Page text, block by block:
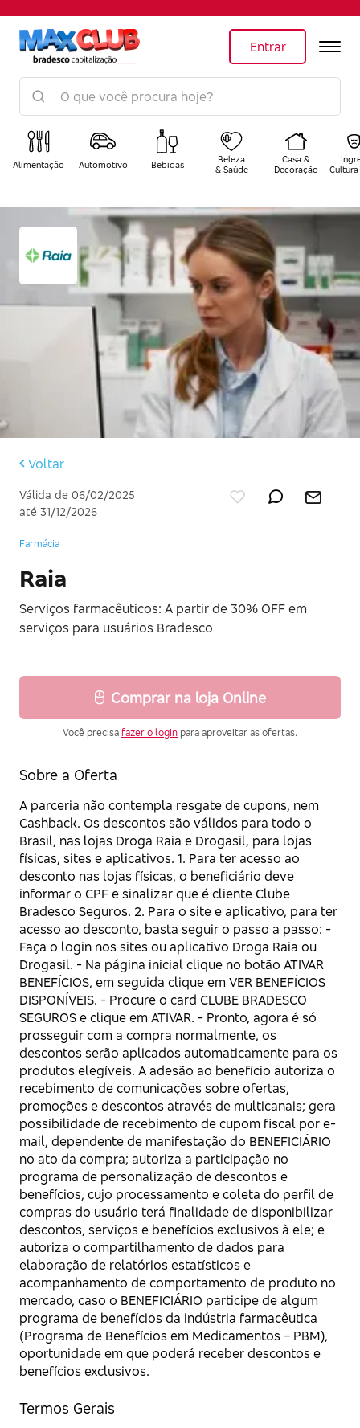
Entrar
Alimentação Automotivo Bebidas
Beleza
& Saúde
Casa &
Decoração
Voltar
Válida de 06/02/2025
até 31/12/2026
Farmácia
Raia
Serviços farmacêuticos: A partir de 30% OFF em
serviços para usuários Bradesco
Comprar na loja Online
Você precisa fazer o login para aproveitar as ofertas.
Sobre a Oferta
A parceria não contempla resgate de cupons, nem
Cashback. Os descontos são válidos para todo o
Brasil, nas lojas Droga Raia e Drogasil, para lojas
físicas, sites e aplicativos. 1. Para ter acesso ao
desconto nas lojas físicas, o beneficiário deve
informar o CPF e sinalizar que é cliente Clube
Bradesco Seguros. 2. Para o site e aplicativo, para ter
acesso ao desconto, basta seguir o passo a passo: -
Faça o login nos sites ou aplicativo Droga Raia ou
Drogasil. - Na página inicial clique no botão ATIVAR
BENEFÍCIOS, em seguida clique em VER BENEFÍCIOS
DISPONÍVEIS. - Procure o card CLUBE BRADESCO
SEGUROS e clique em ATIVAR. - Pronto, agora é só
prosseguir com a compra normalmente, os
descontos serão aplicados automaticamente para os
produtos elegíveis. A adesão ao benefício autoriza o
recebimento de comunicações sobre ofertas,
promoções e descontos através de multicanais; gera
possibilidade de recebimento de cupom fiscal por e-
mail, dependente de manifestação do BENEFICIÁRIO
no ato da compra; autoriza a participação no
programa de personalização de descontos e
benefícios, cujo processamento e coleta do perfil de
compras do usuário terá finalidade de disponibilizar
descontos, serviços e benefícios exclusivos à ele; e
autoriza o compartilhamento de dados para
elaboração de relatórios estatísticos e
acompanhamento de comportamento de produto no
mercado, caso o BENEFICIÁRIO participe de algum
programa de benefícios da indústria farmacêutica
(Programa de Benefícios em Medicamentos – PBM),
oportunidade em que poderá receber descontos e
benefícios exclusivos.
Termos Gerais